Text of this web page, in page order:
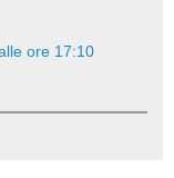
ore 17:10